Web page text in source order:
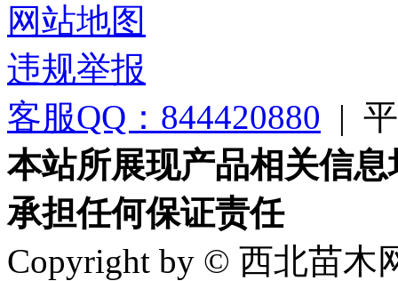
网站地图
违规举报
客服QQ：844420880 |
本站所展现产品相关信
承担任何保证责任
Copyright by © 西北苗木